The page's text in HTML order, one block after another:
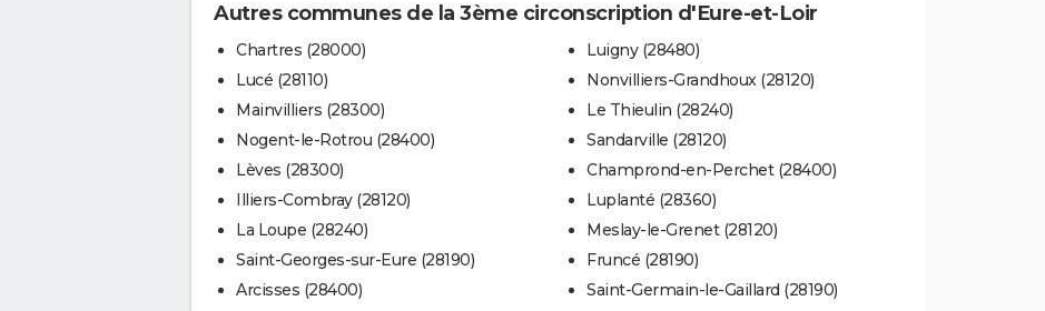
Autres communes de la 3ème circonscription d'Eure-et-Loir
Chartres (28000)
Lucé (28110)
Mainvilliers (28300)
Nogent-le-Rotrou (28400)
Lèves (28300)
Illiers-Combray (28120)
La Loupe (28240)
Saint-Georges-sur-Eure (28190)
Arcisses (28400)
Luigny (28480)
Nonvilliers-Grandhoux (28120)
Le Thieulin (28240)
Sandarville (28120)
Champrond-en-Perchet (28400)
Luplanté (28360)
Meslay-le-Grenet (28120)
Fruncé (28190)
Saint-Germain-le-Gaillard (28190)